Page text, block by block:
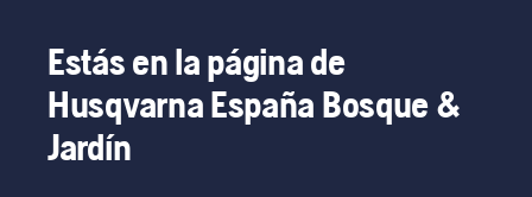
Estás en la página de
Husqvarna España Bosque &
Jardín